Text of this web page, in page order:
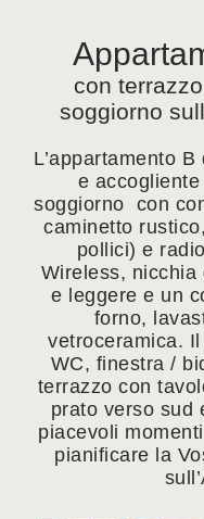
con
soggiorno
L’appartamento
e
soggiorno con
caminetto
pollici) e
Wireless,
e leggere e un
forno,
vetroceramica.
WC, finestra /
terrazzo con
prato verso sud
piacevoli
pianificare la